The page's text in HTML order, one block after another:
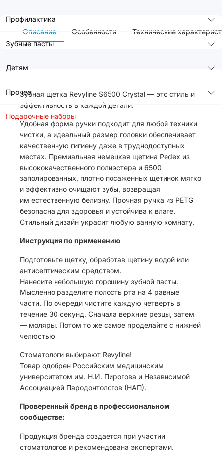
Профилактика
Зубные пасты
Детям
Прочее
Подарочные наборы
Описание Особенности Технические
Зубная щетка Revyline S6500 Crystal — это стиль и
эффективность в каждой детали.
Удобная форма ручки подходит для любой техники
чистки, а идеальный размер головки обеспечивает
качественную гигиену даже в труднодоступных
местах. Премиальная немецкая щетина Pedex из
высококачественного полиэстера и 6500
заполированных, плотно посаженных щетинок мягко
и эффективно очищают зубы, возвращая
им естественную белизну. Прочная ручка из PETG
безопасна для здоровья и устойчива к влаге.
Стильный дизайн украсит любую ванную комнату.
Инструкция по применению
Подготовьте щетку, обработав щетину водой или
антисептическим средством.
Нанесите небольшую горошину зубной пасты.
Мысленно разделите полость рта на 4 равные
части. По очереди чистите каждую четверть в
течение 30 секунд. Сначала верхние резцы, затем
— моляры. Потом то же самое проделайте с нижней
челюстью.
Стоматологи выбирают Revyline!
Товар одобрен Российским медицинским
университетом им. Н.И. Пирогова и Независимой
Ассоциацией Пародонтологов (НАП).
Проверенный бренд в профессиональном
сообществе:
Продукция бренда создается при участии
стоматологов и рекомендована экспертами.